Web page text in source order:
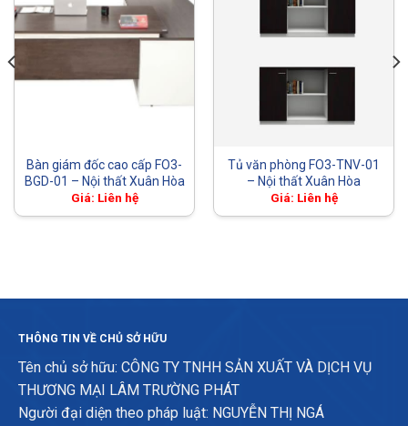
Bàn giám đốc cao cấp FO3-
BGD-01 – Nội thất Xuân Hòa
Giá: Liên hệ
Tủ văn phòng FO3-TNV-01
– Nội thất Xuân Hòa
Giá: Liên hệ
THÔNG TIN VỀ CHỦ SỞ HỮU
Tên chủ sở hữu: CÔNG TY TNHH SẢN XUẤT VÀ DỊCH VỤ
THƯƠNG MẠI LÂM TRƯỜNG PHÁT
Người đại diện theo pháp luật: NGUYỄN THỊ NGÁ